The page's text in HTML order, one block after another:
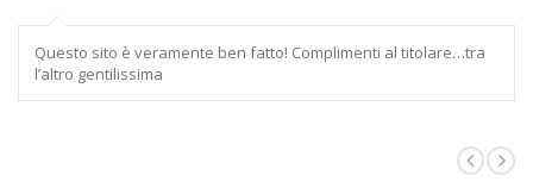
Questo sito è veramente ben fatto! Complimenti al titolare…tra
l’altro gentilissima